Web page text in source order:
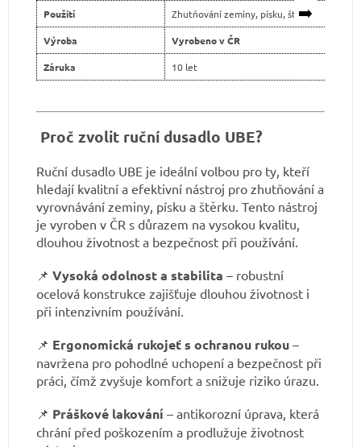
➡️
Použití Zhutňování zeminy, písku, štěrku
Výroba Vyrobeno v ČR
Záruka 10 let
Proč zvolit ruční dusadlo UBE?
Ruční dusadlo UBE je ideální volbou pro ty, kteří
hledají kvalitní a efektivní nástroj pro zhutňování a
vyrovnávání zeminy, písku a štěrku. Tento nástroj
je vyroben v ČR s důrazem na vysokou kvalitu,
dlouhou životnost a bezpečnost při používání.
📌 Vysoká odolnost a stabilita – robustní
ocelová konstrukce zajišťuje dlouhou životnost i
při intenzivním používání.
📌 Ergonomická rukojeť s ochranou rukou –
navržena pro pohodlné uchopení a bezpečnost při
práci, čímž zvyšuje komfort a snižuje riziko úrazu.
📌 Práškové lakování – antikorozní úprava, která
chrání před poškozením a prodlužuje životnost